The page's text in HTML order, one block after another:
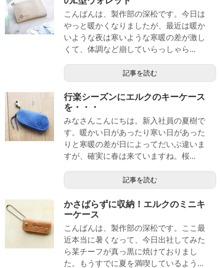
こんばんは、製作部の深松です。今日は
やっと暖かくなりましたが、最近は暖か
いような夜は寒いような寒暖の差が激し
くて、体調など崩していらっしゃら...
記事を読む
行楽シーズンにエルクのキーケース
を・・・
みなさんこんにちは。新入社員の夏樹で
す。暖かい日があったり寒い日があった
りと寒暖の差が日によってだいぶ違いま
すが、確実に春は来ていますね。桜...
記事を読む
かさばらずに収納！エルクのミニキ
ーケース
こんばんは、製作部の深松です。ここ最
近本当に暑くなって、今日出社してみた
ら某チーフが真っ黒に焼けておりまし
た。もうすでに夏を満喫しているよう...